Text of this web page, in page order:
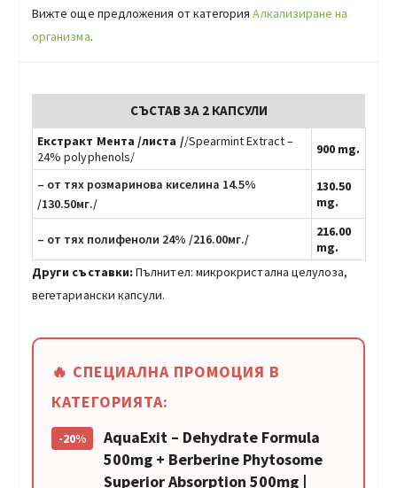
Вижте още предложения от категорияАлкализиране на
организма.
СЪСТАВЗА 2 КАПСУЛИ
Екстракт Мента /листа //Spearmint Extract –
24% polyphenols/
900 mg.
– от тях розмаринова киселина 14.5%
/130.50мг./
130.50
mg.
– от тях полифеноли 24% /216.00мг./
216.00
mg.
Други съставки: Пълнител: микрокристална целулоза,
вегетариански капсули.
🔥 СПЕЦИАЛНА ПРОМОЦИЯ В
КАТЕГОРИЯТА:
-20%
AquaExit – Dehydrate Formula
500mg + Berberine Phytosome
Superior Absorption 500mg |